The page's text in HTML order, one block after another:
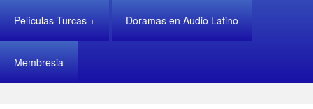
Películas Turcas Doramas en Audio Latino
Membresia